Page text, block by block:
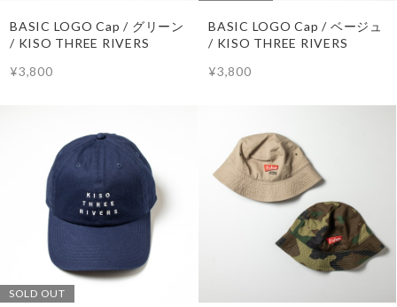
BASIC LOGO Cap / グリーン
/ KISO THREE RIVERS
¥3,800
BASIC LOGO Cap / ベージュ
/ KISO THREE RIVERS
¥3,800
SOLD OUT